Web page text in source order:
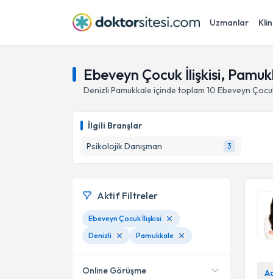
Uzmanlar
Ebeveyn Çocuk İlişkisi,
Denizli Pamukkale içinde toplam 10 Ebeveyn
İlgili Branşlar
Psikolojik Danışman
3
Aktif Filtreler
Ebeveyn Çocuk İlişkisi
Denizli
Pamukkale
Online Görüşme